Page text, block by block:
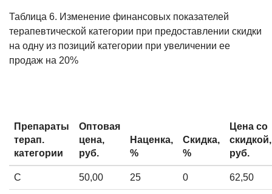
Таблица 6. Изменение финансовых показателей
терапевтической категории при предоставлении скидки
на одну из позиций категории при увеличении ее
продаж на 20%
Препараты
терап.
категории
Оптовая
цена,
руб.
Наценка,
%
Скидка,
%
Цена со
скидкой,
руб.
С 50,00 25 0 62,50